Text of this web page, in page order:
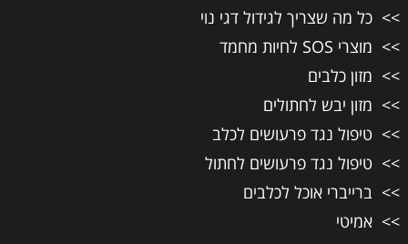
כל מה שצריך לגידול דגי נוי
מוצרי SOS לחיות מחמד
מזון כלבים
מזון יבש לחתולים
טיפול נגד פרעושים לכלב
טיפול נגד פרעושים לחתול
ברייברי אוכל לכלבים
אמיטי